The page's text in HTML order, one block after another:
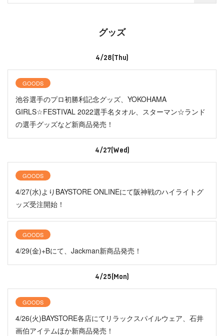
グッズ
4/28(Thu)
GOODS
池谷選手のプロ初勝利記念グッズ、YOKOHAMA
GIRLS☆FESTIVAL 2022選手名タオル、スターマン☆ランド
の選手グッズなど新商品発売！
4/27(Wed)
GOODS
4/27(水)よりBAYSTORE ONLINEにて阪神戦のハイライトグ
ッズ受注開始！
GOODS
4/29(金)+Bにて、Jackman新商品発売！
4/25(Mon)
GOODS
4/26(火)BAYSTORE各店にてリラックスパイルウェア、石井
画伯アイテムほか新商品発売！